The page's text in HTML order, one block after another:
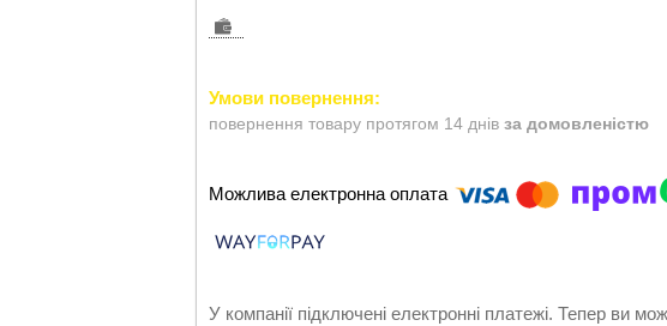
повернення товару протягом 14 днів за домовленістю
У компанії підключені електронні платежі. Тепер ви